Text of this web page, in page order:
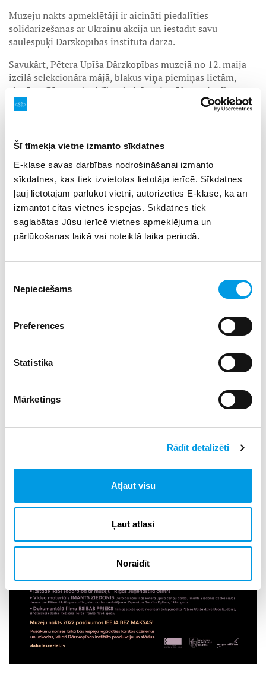
Šī tīmekļa vietne izmanto sīkdatnes
E-klase savas darbības nodrošināšanai izmanto
sīkdatnes, kas tiek izvietotas lietotāja ierīcē. Sīkdatnes
ļauj lietotājam pārlūkot vietni, autorizēties E-klasē, kā arī
izmantot citas vietnes iespējas. Sīkdatnes tiek
saglabātas Jūsu ierīcē vietnes apmeklējuma un
pārlūkošanas laikā vai noteiktā laika periodā.
izvēle
Nepieciešams
Preferences
Statistika
Mārketings
Rādīt detalizēti
Atļaut visu
Ļaut atlasi
Noraidīt
Muzeju nakts apmeklētāji ir aicināti piedalīties
solidarizēšanās ar Ukrainu akcijā un iestādīt savu
saulespuķi Dārzkopības institūta dārzā.
Savukārt, Pētera Upīša Dārzkopības muzejā no 12. maija
izcilā selekcionāra mājā, blakus viņa piemiņas lietām,
skatāma Rīgas pašvaldības kultūras iestāžu apvienības
muzeja “Rīgas Jūgendstila centrs” sagatavotā
izstāde
norisinās Pētera Upīša ceriņu dārzā. Imants Ziedonis
izsaka savas domas par Pētera Upīša personību, viņa darba
novērtējumu (operators Servīns Egliens, 1994. gads) un
dokumentālā filma “Esības prieks”. Filmas sižetā gada
nogrieznī tiek parādīta Pētera Upīša dzīve Dobelē, dārzs
un selekcionāra zinātniskais darbs (režisors Hercs Franks,
1974. gads).
Pasākumu norises laikā būs iespēja iegādāties karstos
dzērienus un uzkodas, kā arī Dārzkopības institūta
produkciju un stādus.